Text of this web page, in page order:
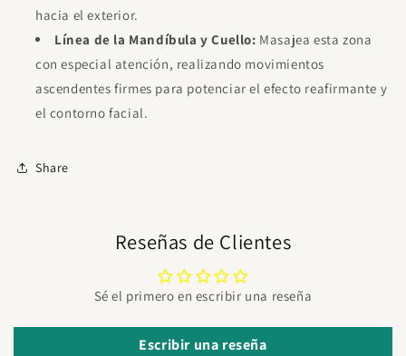
hacia el exterior.
Línea de la Mandíbula y Cuello: Masajea esta zona
con especial atención, realizando movimientos
ascendentes firmes para potenciar el efecto reafirmante y
el contorno facial.
Share
Reseñas de Clientes
Sé el primero en escribir una reseña
Escribir una reseña